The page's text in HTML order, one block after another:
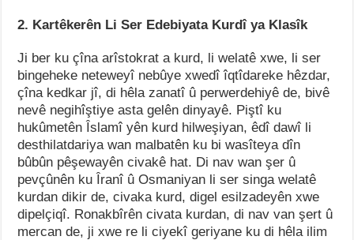
2. Kartêkerên Li Ser Edebiyata Kurdî ya Klasîk
Ji ber ku çîna arîstokrat a kurd, li welatê xwe, li ser
bingeheke neteweyî nebûye xwedî îqtîdareke hêzdar,
çîna kedkar jî, di hêla zanatî û perwerdehiyê de, bivê
nevê negihîştiye asta gelên dinyayê. Piştî ku
hukûmetên Îslamî yên kurd hilweşiyan, êdî dawî li
desthilatdariya wan malbatên ku bi wasîteya dîn
bûbûn pêşewayên civakê hat. Di nav wan şer û
pevçûnên ku Îranî û Osmaniyan li ser singa welatê
kurdan dikir de, civaka kurd, digel esilzadeyên xwe
dipelçiqî. Ronakbîrên civata kurdan, di nav van şert û
mercan de, ji xwe re li ciyekî geriyane ku di hêla ilim